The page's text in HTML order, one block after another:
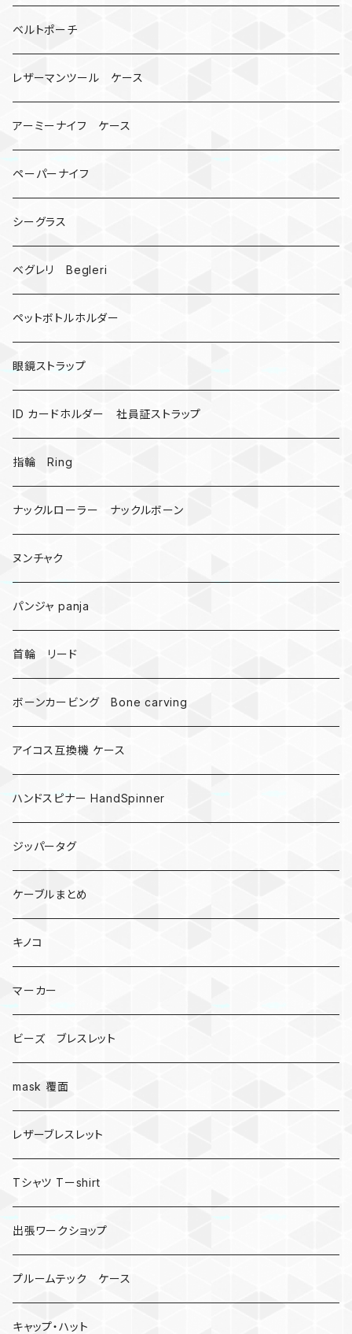
マルチツール
オニヤンマ
ビーズ
手裏剣
クロス十字架
ドリームキャッチャー
カウベル 熊鈴
昆虫
ミツバチ
AirTag
戦国武将、侍
悪魔の鍵
爬虫類、蛇
DNA 螺旋
受注作成_名入り、ネーム
ティーホルダー
チューブ
コインケース
紙
カードケース
2カラー
ベルトポーチ
レザーマンツール ケース
アーミーナイフ ケース
ペーパーナイフ
シーグラス
ベグレリ Begleri
ペットボトルホルダー
眼鏡ストラップ
ID カードホルダー 社員証ストラップ
指輪 Ring
ナックルローラー ナックルボーン
ヌンチャク
パンジャ panja
首輪 リード
ボーンカービング Bone carving
アイコス互換機 ケース
ハンドスピナー HandSpinner
ジッパータグ
ケーブルまとめ
キノコ
マーカー
ビーズ ブレスレット
mask 覆面
レザーブレスレット
Tシャツ Tーshirt
出張ワークショップ
プルームテック ケース
キャップ・ハット